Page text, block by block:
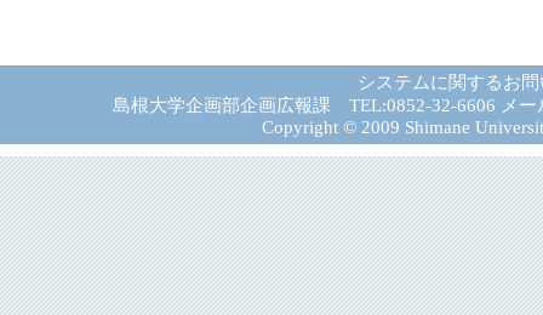
システムに関するお
島根大学企画部企画広報課 TEL:0852-32-6606 メー
Copyright © 2009 Shimane